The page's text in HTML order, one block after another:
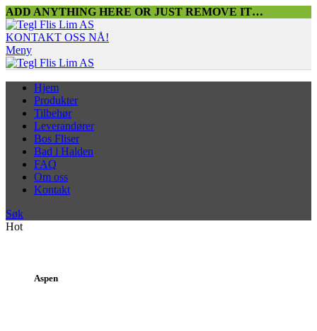
ADD ANYTHING HERE OR JUST REMOVE IT…
KONTAKT OSS NÅ!
Meny
Hjem
Produkter
Tilbehør
Leverandører
Bos Fliser
Bad i Halden
FAQ
Om oss
Kontakt
Søk
Hot
Aspen